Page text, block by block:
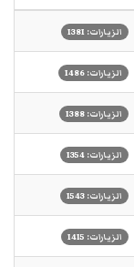
الزيارات: 1381
الزيارات: 1486
الزيارات: 1388
الزيارات: 1354
الزيارات: 1543
الزيارات: 1415